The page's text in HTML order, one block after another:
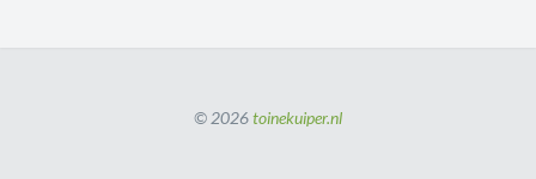
© 2026toinekuiper.nl